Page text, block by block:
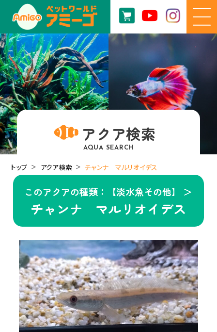
アクア検索
AQUA SEARCH
トップ アクア検索 チャンナ マルリオイデス
このアクアの種類：【淡水魚その他】 ＞
チャンナ マルリオイデス